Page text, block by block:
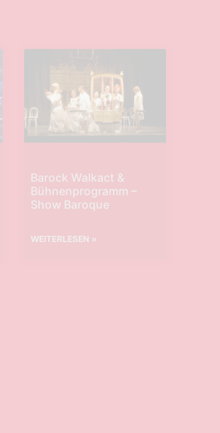
Barock Walkact &
Bühnenprogramm –
Show Baroque
WEITERLESEN »